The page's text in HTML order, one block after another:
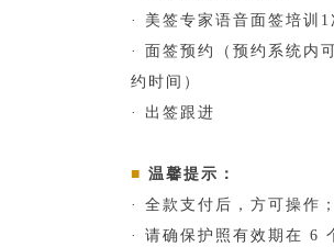
· 美签专家语音面签培训1
· 面签预约（预约系统内
约时间）
· 出签跟进
■ 温馨提示：
· 全款支付后，方可操作
· 请确保护照有效期在 6